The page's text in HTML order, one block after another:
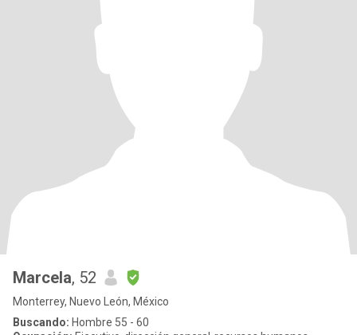
Marcela, 52
Monterrey, Nuevo León, México
Buscando: Hombre 55 - 60